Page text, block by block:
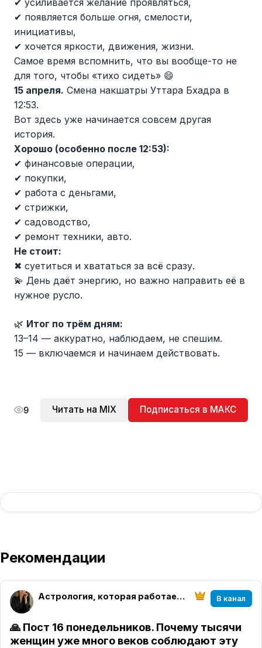
✔ появляется больше огня, смелости,
инициативы,
✔ хочется яркости, движения, жизни.
Самое время вспомнить, что вы вообще-то не
для того, чтобы «тихо сидеть» 😄
15 апреля. Смена накшатры Уттара Бхадра в
12:53.
Вот здесь уже начинается совсем другая
история.
Хорошо (особенно после 12:53):
✔ финансовые операции,
✔ покупки,
✔ работа с деньгами,
✔ стрижки,
✔ садоводство,
✔ ремонт техники, авто.
Не стоит:
✖ суетиться и хвататься за всё сразу.
💫 День даёт энергию, но важно направить её в
нужное русло.
🌿 Итог по трём дням:
13–14 — аккуратно, наблюдаем, не спешим.
15 — включаемся и начинаем действовать.
9 Читать на MIX Подписаться в МАКС
Рекомендации
Астрология, которая работает | Елена Розова В канал
🙏 Пост 16 понедельников. Почему тысячи
женщин уже много веков соблюдают эту